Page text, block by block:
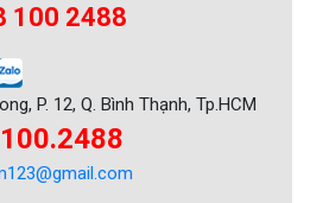
100 2488
P. 12, Q. Bình Thạnh, Tp.HCM